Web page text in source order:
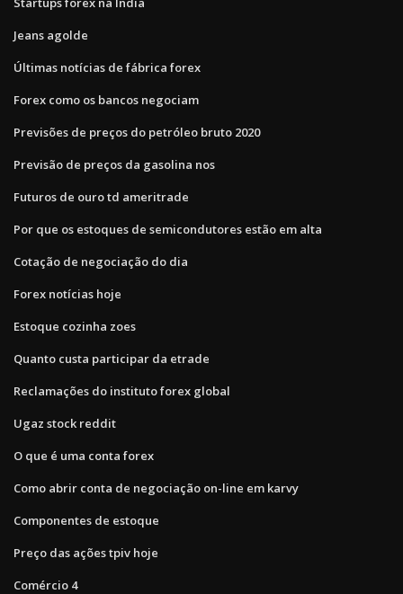
Jeans agolde
Últimas notícias de fábrica forex
Forex como os bancos negociam
Previsões de preços do petróleo bruto 2020
Previsão de preços da gasolina nos
Futuros de ouro td ameritrade
Por que os estoques de semicondutores estão em alta
Cotação de negociação do dia
Forex notícias hoje
Estoque cozinha zoes
Quanto custa participar da etrade
Reclamações do instituto forex global
Ugaz stock reddit
O que é uma conta forex
Como abrir conta de negociação on-line em karvy
Componentes de estoque
Preço das ações tpiv hoje
Comércio 4